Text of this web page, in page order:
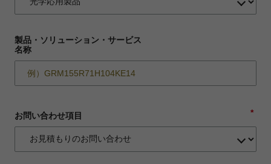
製品・ソリューション・サービス
名称
*
お問い合わせ項目